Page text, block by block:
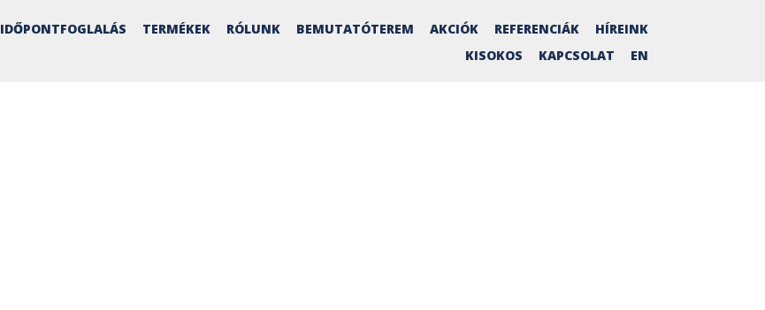
IDŐPONTFOGLALÁS TERMÉKEK RÓLUNK BEMUTATÓTEREM AKCIÓK REFERENCIÁK
HÍREINK
KISOKOS
KAPCSOLAT EN